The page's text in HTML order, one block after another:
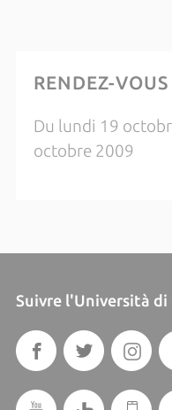
RENDEZ-VOUS
Du lundi 19
octobre 2009
Suivre l'Università di